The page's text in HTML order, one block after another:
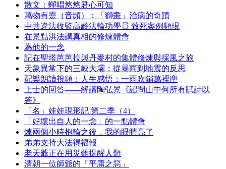
散文：蟬唱悠悠君心可知
萬物有靈（音頻）：「獅畫」治病的奇蹟
中共違法收監高齡法輪功學員 致死案例頻現
在景點洪法講真相的修煉體會
為他的一念
記在聖塔芭芭拉與丹麥村的集體修煉與採風之旅
天象異常下的三峽大壩：從暴雨到地震的反思
配樂朗讀視頻：人生感悟：一雨吹銷萬裡塵
上士的回答——解讀陶弘景《詔問山中何所有賦詩以
答》
「名」娃娃現形記 第二季（4）
「好壞出自人的一念」的一點體會
煉兩個小時抱輪之後，我的眼睛亮了
弟弟支持大法得福報
老天爺正在用災難提醒人類
清朝一位師爺的「平庸之惡」